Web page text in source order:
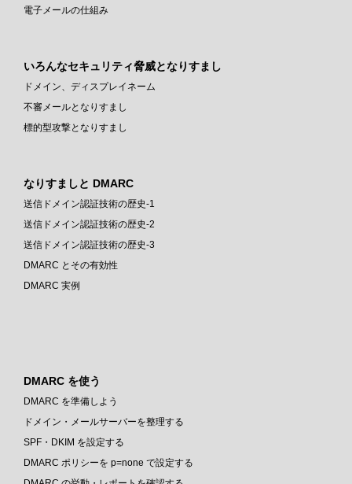
電子メールの仕組み
いろんなセキュリティ脅威となりすまし
ドメイン、ディスプレイネーム
不審メールとなりすまし
標的型攻撃となりすまし
なりすましと DMARC
送信ドメイン認証技術の歴史-1
送信ドメイン認証技術の歴史-2
送信ドメイン認証技術の歴史-3
DMARC とその有効性
DMARC 実例
DMARC を使う
DMARC を準備しよう
ドメイン・メールサーバーを整理する
SPF・DKIM を設定する
DMARC ポリシーを p=none で設定する